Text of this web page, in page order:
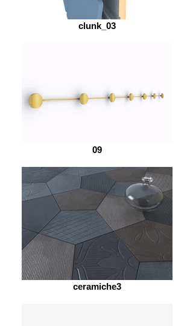
clunk_03
09
ceramiche3